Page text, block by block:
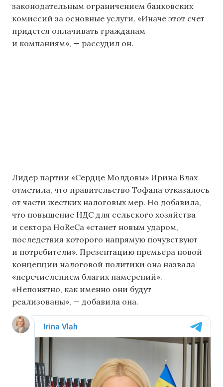
законодательным ограничением банковских
комиссий за основные услуги. «Иначе этот счет
придется оплачивать гражданам
и компаниям», — рассудил он.
Лидер партии «Сердце Молдовы» Ирина Влах
отметила, что правительство Тофана отказалось
от части жестких налоговых мер. Но добавила,
что повышение НДС для сельского хозяйства
и сектора HoReCa «станет новым ударом,
последствия которого напрямую почувствуют
и потребители». Презентацию премьера новой
концепции налоговой политики она назвала
«перечислением благих намерений».
«Непонятно, как именно они будут
реализованы», — добавила она.